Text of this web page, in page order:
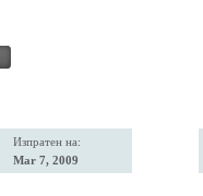
Изпратен на:
Mar 7, 2009